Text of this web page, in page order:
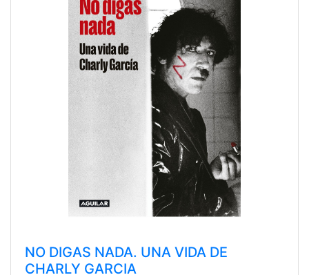
NO DIGAS NADA. UNA VIDA DE
CHARLY GARCIA